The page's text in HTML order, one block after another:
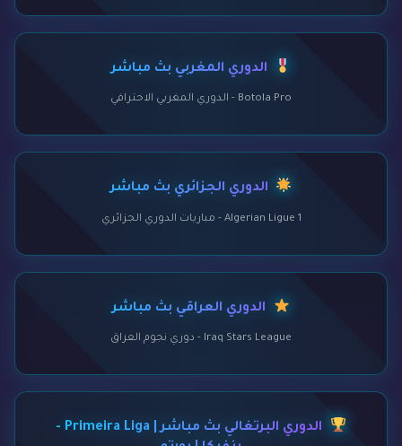
الدوري المغربي بث مباشر
Botola Pro - الدوري المغربي الاحترافي
الدوري الجزائري بث مباشر
Algerian Ligue 1 - مباريات الدوري الجزائري
الدوري العراقي بث مباشر
Iraq Stars League - دوري نجوم العراق
الدوري البرتغالي بث مباشر | Primeira Liga -